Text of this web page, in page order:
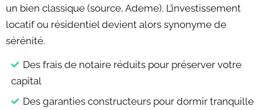
un bien classique (source, Ademe). L’investissement
locatif ou résidentiel devient alors synonyme de
sérénité.
Des frais de notaire réduits pour préserver votre
capital
Des garanties constructeurs pour dormir tranquille